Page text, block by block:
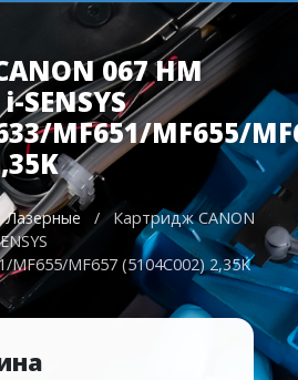
067 HM
MF651/MF655/
Лазерные /
Картридж CANON
MF655/MF657 (5104C002) 2,35K